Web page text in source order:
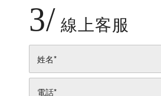
3/ 線上客服